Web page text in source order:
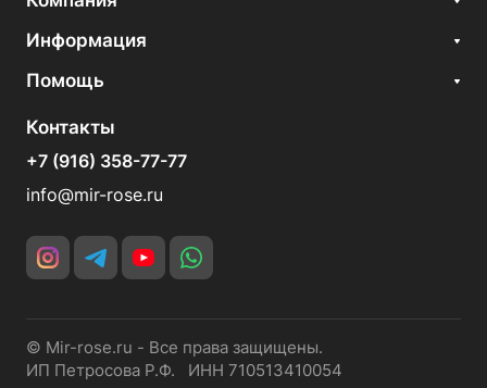
Информация
Помощь
Контакты
+7 (916) 358-77-77
info@mir-rose.ru
© Mir-rose.ru - Все права защищены.
ИП Петросова Р.Ф. ИНН 710513410054